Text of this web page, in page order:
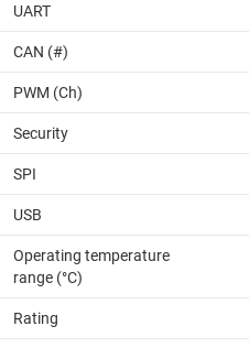
UART
CAN (#)
PWM (Ch)
Security
SPI
USB
Operating temperature
range (°C)
Rating